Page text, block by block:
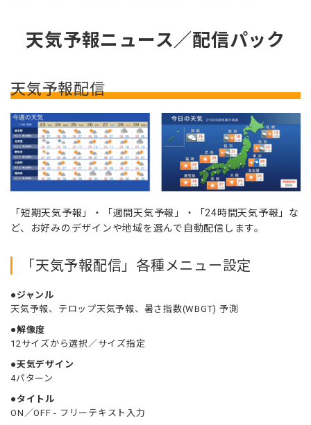
天気予報ニュース／配信パック
天気予報配信
「短期天気予報」・「週間天気予報」・「24時間天気予報」な
ど、お好みのデザインや地域を選んで自動配信します。
「天気予報配信」各種メニュー設定
●ジャンル
天気予報、テロップ天気予報、暑さ指数(WBGT) 予測
●解像度
12サイズから選択／サイズ指定
●天気デザイン
4パターン
●タイトル
ON／OFF - フリーテキスト入力